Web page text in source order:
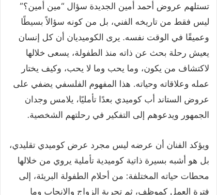
تستلهم عروض أحمد أمين الجديدة سؤال “مين أمين؟”
ليس فقط من تاريخه الفني، بل من كونه سؤالاً بسيطًا
وعميقًا في الوقت نفسه. يرى الكوميديان أن كل إنسان
يعيش رحلة بحث عن ذاته منذ الطفولة، يسعى خلالها
لاكتشاف من يكون، وما يحب وما لا يحب، وكيف يختار
عمله وعلاقاته وحياته. هذا المفهوم الفلسفي يضفي على
عروض الستاند أب كوميدي بعدًا تأمليًا، يلامس وجدان
الجمهور ويدعوهم إلى التفكير في رحلتهم الشخصية.
ويؤكد الفنان أن عرضه ليس مجرد عرض كوميدي تقليدي،
بل هو أشبه بسيرة ذاتية كوميدية تأملية يروي من خلالها
محطات حياته المختلفة: من أحلام الطفولة البريئة، إلى
فترة العمل كموظف، ثم تجربة الزواج والإنجاب وما